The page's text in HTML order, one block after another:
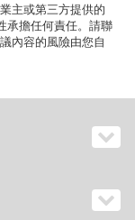
主或第三方提供的
承擔任何責任。請聯
內容的風險由您自